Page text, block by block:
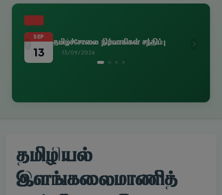
SEP
13
தமிழ்க்கலைகள் கற்பிக்கும் ஆசிரியர்கள் சந்திப்பு
13/09/2026
Previous Next
தமிழியல்
இளங்கலைமாணித்